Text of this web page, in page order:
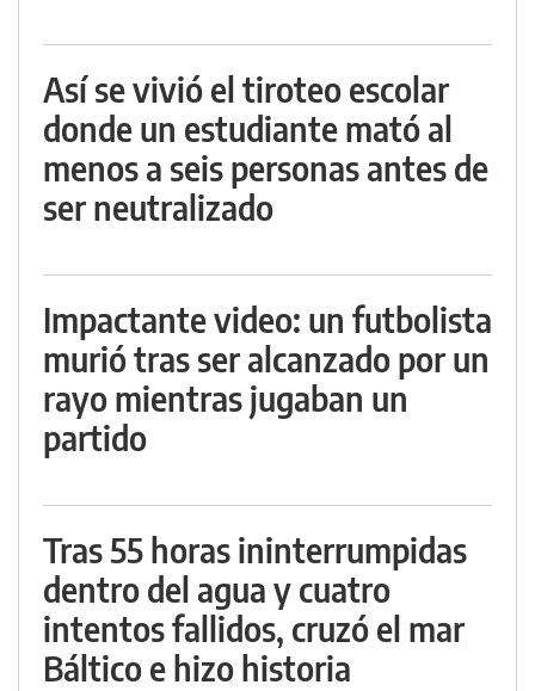
Así se vivió el tiroteo escolar
donde un estudiante mató al
menos a seis personas antes de
ser neutralizado
Impactante video: un futbolista
murió tras ser alcanzado por un
rayo mientras jugaban un
partido
Tras 55 horas ininterrumpidas
dentro del agua y cuatro
intentos fallidos, cruzó el mar
Báltico e hizo historia